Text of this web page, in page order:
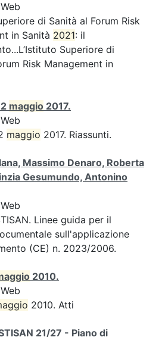
di Sanità al Forum Risk
in Sanità 2021: il
Superiore di
Risk Management in
maggio 2017.
maggio 2017. Riassunti.
Massimo Denaro, Roberta
Gesumundo, Antonino
Linee guida per il
sull'applicazione
(CE) n. 2023/2006.
2010.
2010. Atti
21/27 - Piano di